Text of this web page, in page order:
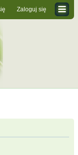
Zaloguj się